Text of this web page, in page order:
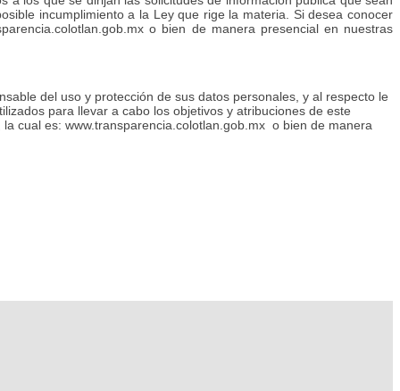
incumplimiento a la Ley que rige la materia. Si desea conocer
o bien de manera presencial en nuestras
del uso y protección de sus datos personales, y al respecto le
para llevar a cabo los objetivos y atribuciones de este
cual es: www.transparencia.colotlan.gob.mx o bien de manera